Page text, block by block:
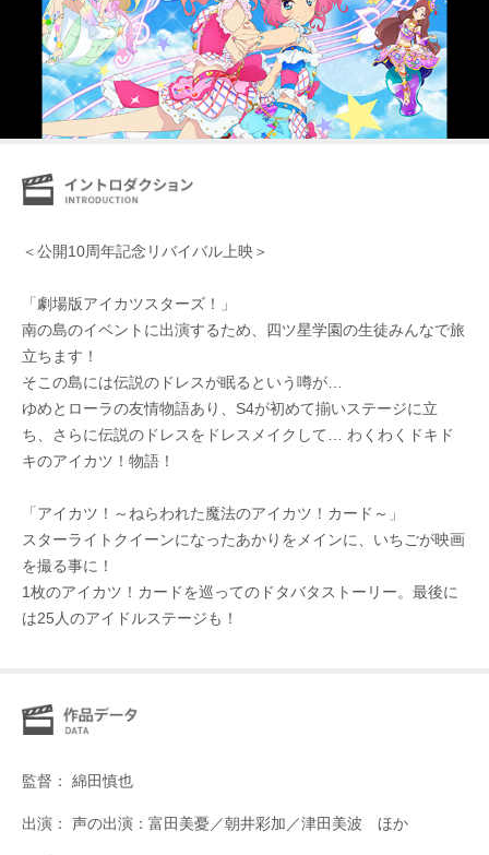
＜公開10周年記念リバイバル上映＞
「劇場版アイカツスターズ！」
南の島のイベントに出演するため、四ツ星学園の生徒みんなで旅
立ちます！
そこの島には伝説のドレスが眠るという噂が…
ゆめとローラの友情物語あり、S4が初めて揃いステージに立
ち、さらに伝説のドレスをドレスメイクして… わくわくドキド
キのアイカツ！物語！
「アイカツ！～ねらわれた魔法のアイカツ！カード～」
スターライトクイーンになったあかりをメインに、いちごが映画
を撮る事に！
1枚のアイカツ！カードを巡ってのドタバタストーリー。最後に
は25人のアイドルステージも！
監督： 綿田慎也
出演： 声の出演：富田美憂／朝井彩加／津田美波 ほか